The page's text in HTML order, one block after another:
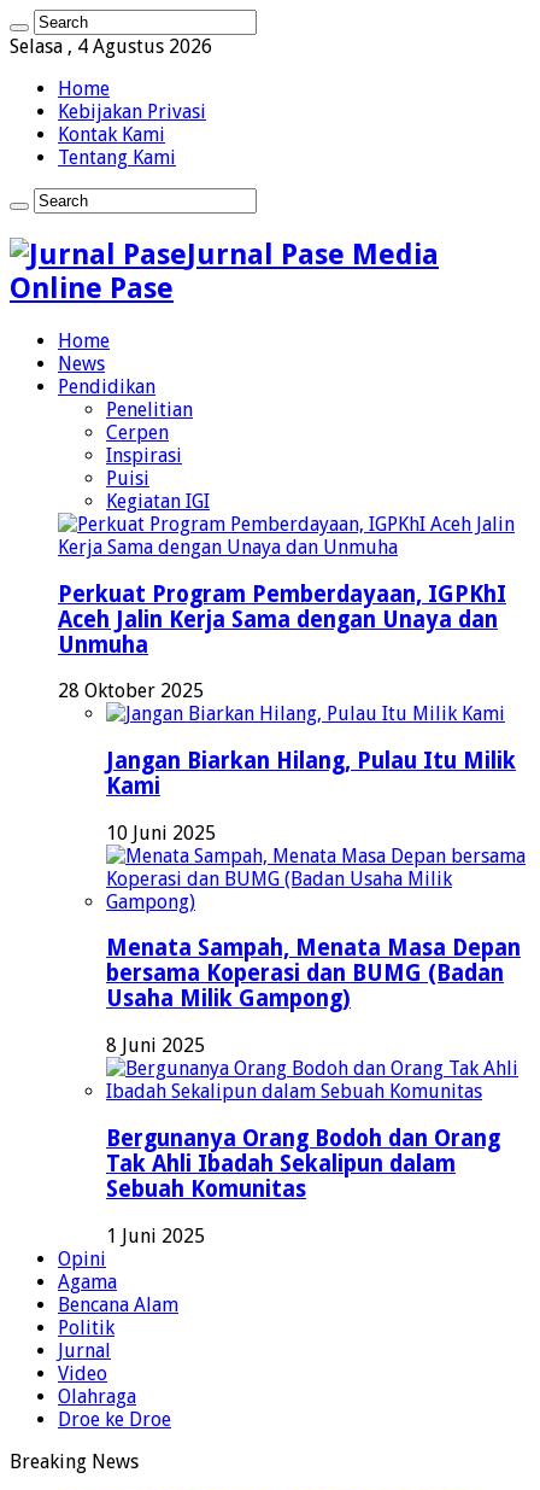
Selasa , 4 Agustus 2026
Home
Kebijakan Privasi
Kontak Kami
Tentang Kami
Jurnal Pase Media
Online Pase
Home
News
Pendidikan
Penelitian
Cerpen
Inspirasi
Puisi
Kegiatan IGI
Perkuat Program Pemberdayaan, IGPKhI
Aceh Jalin Kerja Sama dengan Unaya dan
Unmuha
28 Oktober 2025
Jangan Biarkan Hilang, Pulau Itu Milik
Kami
10 Juni 2025
Menata Sampah, Menata Masa Depan
bersama Koperasi dan BUMG (Badan
Usaha Milik Gampong)
8 Juni 2025
Bergunanya Orang Bodoh dan Orang
Tak Ahli Ibadah Sekalipun dalam
Sebuah Komunitas
1 Juni 2025
Opini
Agama
Bencana Alam
Politik
Jurnal
Video
Olahraga
Droe ke Droe
Breaking News